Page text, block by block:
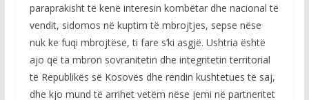
paraprakisht të kenë interesin kombëtar dhe nacional të
vendit, sidomos në kuptim të mbrojtjes, sepse nëse
nuk ke fuqi mbrojtëse, ti fare s’ki asgjë. Ushtria është
ajo që ta mbron sovranitetin dhe integritetin territorial
të Republikës së Kosovës dhe rendin kushtetues të saj,
dhe kjo mund të arrihet vetëm nëse jemi në partneritet